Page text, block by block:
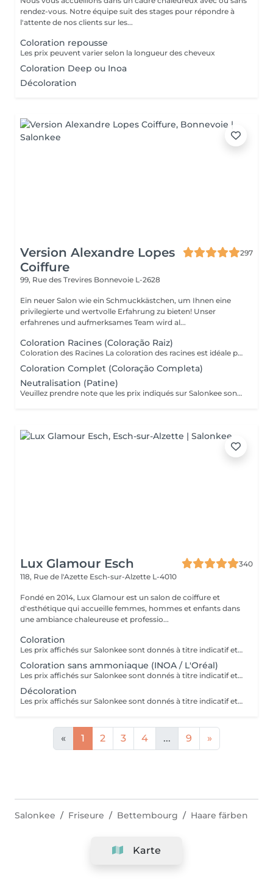
rendez-vous. Notre équipe suit des stages pour répondre à
l'attente de nos clients sur les...
Coloration repousse
Les prix peuvent varier selon la longueur des cheveux
Coloration Deep ou Inoa
Décoloration
Version Alexandre Lopes
Coiffure
297
99, Rue des Trevires Bonnevoie L-2628
Ein neuer Salon wie ein Schmuckkästchen, um Ihnen eine
privilegierte und wertvolle Erfahrung zu bieten! Unser
erfahrenes und aufmerksames Team wird al...
Coloration Racines (Coloração Raiz)
Coloration des Racines La coloration des racines est idéale pour conserver une couleur uniforme et soignée, tout en assurant une finition élégante et naturelle. - Racines jusqu'à 2 cm (environ 1 mois de repousse) : tarif standard du service. - Racines de 2 cm à 4 cm : considéré comme une retouche élargie, avec un tarif différent. - Au-delà de 4 cm : il s'agit d'une coloration complète, avec un devis adapté. Ce soin permet d'éviter les différences de tons entre les racines et les longueurs, de préserver la santé du cheveu et de maintenir l'éclat de la couleur plus longtemps.
Coloration Complet (Coloração Completa)
Neutralisation (Patine)
Veuillez prendre note que les prix indiqués sur Salonkee sont communiqués à titre informatif et s'entendent de base. Ces derniers sont susceptibles de varier selon le diagnostic réalisé à votre arrivée au salon et l'expertise du professionnel à qui vous confiez votre beauté. Dans tous les cas, un devis précis vous sera proposé et toutes réalisations de prestations seront effectuées avec votre accord. Un grand merci d'avance pour votre compréhension. Au plaisir de vous revoir très vite. Alexandre Lopes
Lux Glamour Esch
340
118, Rue de l'Azette Esch-sur-Alzette L-4010
Fondé en 2014, Lux Glamour est un salon de coiffure et
d'esthétique qui accueille femmes, hommes et enfants dans
une ambiance chaleureuse et professio...
Coloration
Les prix affichés sur Salonkee sont donnés à titre indicatif et représentent les tarifs de base. Ceux-ci peuvent varier en fonction du diagnostic effectué lors de votre arrivée au salon et de l'expertise du professionnel à qui vous confiez vos soins de beauté. Dans tout les cas, un devis détaillé vous sera proposé et toute prestation sera réalisée avec votre accord.
Coloration sans ammoniaque (INOA / L'Oréal)
Les prix affichés sur Salonkee sont donnés à titre indicatif et représentent les tarifs de base. Ceux-ci peuvent varier en fonction du diagnostic effectué lors de votre arrivée au salon et de l'expertise du professionnel à qui vous confiez vos soins de beauté. Dans tout les cas, un devis détaillé vous sera proposé et toute prestation sera réalisée avec votre accord.
Décoloration
Les prix affichés sur Salonkee sont donnés à titre indicatif et représentent les tarifs de base. Ceux-ci peuvent varier en fonction du diagnostic effectué lors de votre arrivée au salon et de l'expertise du professionnel à qui vous confiez vos soins de beauté. Dans tout les cas, un devis détaillé vous sera proposé et toute prestation sera réalisée avec votre accord.
« 1 2 3 4 ... 9 »
Karte
Salonkee Friseure Bettembourg Haare färben